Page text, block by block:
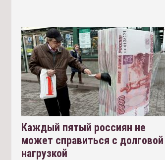
Каждый пятый россиян не
может справиться с долговой
нагрузкой